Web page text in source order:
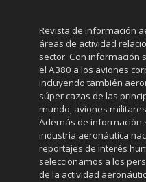
Revista de información
áreas de actividad
sector. Con información
el A380 a los aviones
incluyendo también
súper cazas de las
mundo, aviones
Además de información
industria aeronáutica
reportajes de interés
seleccionamos a los
de la actividad